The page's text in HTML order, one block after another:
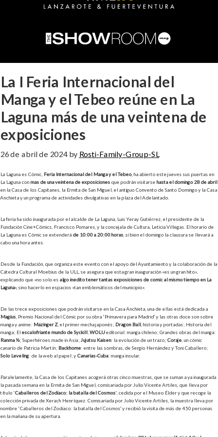
La I Feria Internacional del
Manga y el Tebeo reúne en La
Laguna más de una veintena de
exposiciones
26 de abril de 2024by Rosti-Family-Group-SL
La Laguna es Cómic, Feria Internacional del Manga y el Tebeo, ha abierto este jueves sus puertas en
La Laguna con más de una veintena de exposiciones que podrán visitarse hasta el domingo 28 de abril
en la Casa de los Capitanes, la Ermita de San Miguel, el antiguo Convento de Santo Domingo y la Casa
Anchieta y un programa de actividades divulgativas en la plaza del Adelantado.
La feria ha sido inaugurada por el alcalde de La Laguna, Luis Yeray Gutiérrez, el presidente de la
Fundación Cine+Cómics, Francisco Pomares, y la concejala de Cultura, Leticia Villegas. El horario de
La Laguna es Cómic se extenderá de 10:00 a 20:00 horas , si bien el domingo la clausura se llevará a
cabo una hora antes.
Desde la Fundación, que organiza este evento con el apoyo del Ayuntamiento y la colaboración de la
Cátedra Cultural Moebius de la ULL, se asegura que esta gran inauguración «es un gran hito»,
explicando que «no solo es algo inédito tener tantas exposiciones de cómic al mismo tiempo en La
Laguna«, sino hacerlo en espacios «tan emblemáticos del municipio».
De las trece exposiciones que podrán visitarse en la Casa Anchieta, una de ellas está dedicada a
Magius , Premio Nacional del Cómic por su obra ‘Primavera para Madrid’ y las otras doce son sobre
manga y anime: Mazinger Z, el primer mecha japonés; Dragon Ball, historia y portadas; Historia del
manga; El escalofriante mundo de Syckill;WOLUeditorial: manga chileno; Grandes obras del manga:
Ranma ½; Superhéroes made in Asia; Jujutsu Kaisen: la evolución de un trazo; Coraje , un cómic
canario de Patricia Martín; Backhome: entre las sombras, de Sergio Hernández y Toni Caballero;
Solo Leveling: de la web al papel; y Canarias-Cuba: manga insular.
Paralelamente, la Casa de los Capitanes acogerá otras cinco muestras, que se suman a ya inaugurada
la pasada semana en la Ermita de San Miguel, comisariada por Julio Vicente Artiles, que lleva por
título ‘Caballeros del Zodiaco: la batalla del Cosmos‘, cedida por el Museo Élder y que recoge la
colección privada de Xerach Henríquez. Comisariada por Julio Vicente Artiles, la muestra lleva por
nombre ‘Caballeros del Zodiaco: la batalla del Cosmos’ y recibió la visita de más de 450 personas
en la mañana de su apertura.